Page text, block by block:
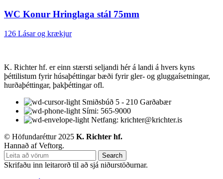
WC Konur Hringlaga stál 75mm
126 Lásar og krækjur
K. Richter hf. er einn stærsti seljandi hér á landi á hvers kyns
þéttilistum fyrir húsaþéttingar bæði fyrir gler- og gluggaísetningar,
hurðaþéttingar, þakþéttingar ofl.
Smiðsbúð 5 - 210 Garðabær
Sími: 565-9000
Netfang: krichter@krichter.is
© Höfundaréttur 2025 K. Richter hf.
Hannað af Veftorg.
Search
Skrifaðu inn leitarorð til að sjá niðurstöðurnar.